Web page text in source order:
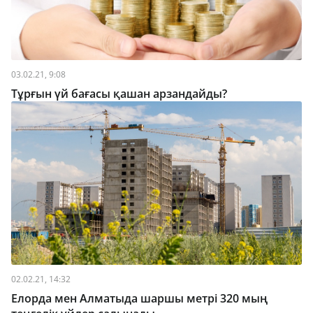
03.02.21, 9:08
Тұрғын үй бағасы қашан арзандайды?
02.02.21, 14:32
Елорда мен Алматыда шаршы метрі 320 мың